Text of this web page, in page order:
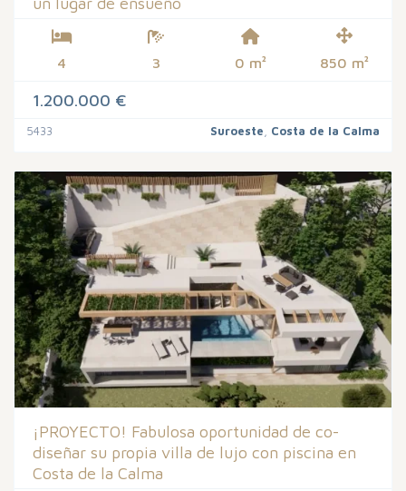
4 3 0 m² 850 m²
1.200.000 €
5433 Suroeste Costa de la Calma
¡PROYECTO! Fabulosa oportunidad de co-
diseñar su propia villa de lujo con piscina en
Costa de la Calma